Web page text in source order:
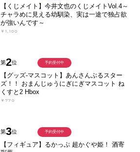
【くじメイト】今井文也のくじメイトVol.4～
チャラめに見える幼馴染、実は一途で独占欲
が強いんです～
￥1,100
第2位
【グッズ-マスコット】あんさんぶるスター
ズ！！ おまんじゅうにぎにぎマスコット ね
くすと2 Hbox
￥770
予約受付中
第3位
【フィギュア】るかっぷ 超かぐや姫！ 酒寄
予約受付中